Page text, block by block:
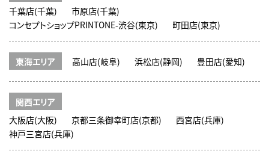
千葉店(千葉)
市原店(千葉)
コンセプトショップPRINTONE-渋谷(東京)
町田店(東京)
東海エリア 高山店(岐阜) 浜松店(静岡) 豊田店(愛知)
関西エリア
大阪店(大阪)
京都三条御幸町店(京都)
西宮店(兵庫)
神戸三宮店(兵庫)